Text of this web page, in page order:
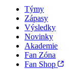
Týmy
Zápasy
Výsledky
Novinky
Akademie
Fan Zóna
Fan Shop